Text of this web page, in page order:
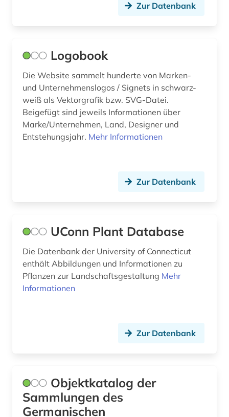
bremen (2)
brief (2)
briefsammlung (1)
bronze (1)
bronzeplastik (1)
brückenbau (1)
bucheinband (2)
buchwissenschaft (1)
buddhismus (2)
Zur Datenbank
Logobook
Die Website sammelt hunderte von Marken-
und Unternehmenslogos / Signets in schwarz-
weiß als Vektorgrafik bzw. SVG-Datei.
Beigefügt sind jeweils Informationen über
Marke/Unternehmen, Land, Designer und
Entstehungsjahr. Mehr Informationen
Zur Datenbank
UConn Plant Database
Die Datenbank der University of Connecticut
enthält Abbildungen und Informationen zu
Pflanzen zur Landschaftsgestaltung Mehr
Informationen
Zur Datenbank
Objektkatalog der
Sammlungen des
Germanischen